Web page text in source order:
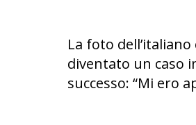
La foto
diventato un caso
successo: “Mi ero